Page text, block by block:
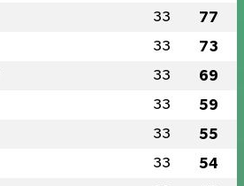
33 77
33 73
33 69
33 59
33 55
33 54